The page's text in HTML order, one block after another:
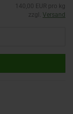
140,00 EUR pro kg
zzgl. Versand